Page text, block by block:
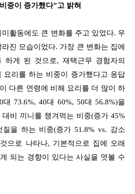
중이 증가했다”고 밝혀
활동에도 큰 변화를 주고 있었다. 우
진 모습이었다. 가장 큰 변화는 집에
게 된 것으로, 재택근무 경험자의
요리를 하는 비중이 증가했다고 응답
다른 연령에 비해 요리를 더 많이 하
대 73.6%, 40대 60%, 50대 56.8%)을
비 끼니를 챙겨먹는 비중(증가 45%
질을 하는 비중(증가 51.8% vs. 감소
으로 나타나, 기본적으로 집에 오래
되는 경향이 있다는 사실을 엿볼 수